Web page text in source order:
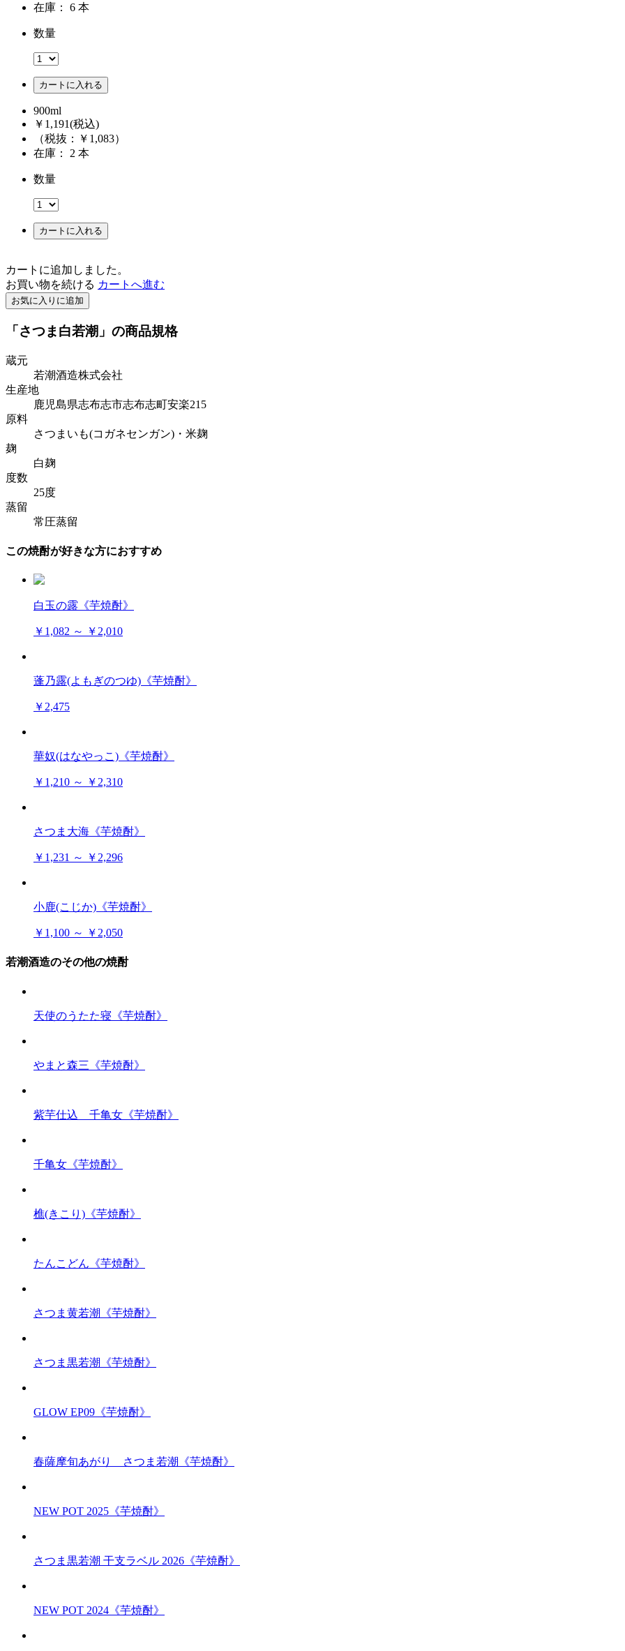
在庫： 6 本
数量
カートに入れる
900ml
￥1,191(税込)
（税抜：￥1,083）
在庫： 2 本
数量
カートに入れる
カートに追加しました。
お買い物を続ける カートへ進む
お気に入りに追加
「さつま白若潮」の商品規格
蔵元
若潮酒造株式会社
生産地
鹿児島県志布志市志布志町安楽215
原料
さつまいも(コガネセンガン)・米麹
麹
白麹
度数
25度
蒸留
常圧蒸留
この焼酎が好きな方におすすめ
白玉の露《芋焼酎》
￥1,082 ～ ￥2,010
蓬乃露(よもぎのつゆ)《芋焼酎》
￥2,475
華奴(はなやっこ)《芋焼酎》
￥1,210 ～ ￥2,310
さつま大海《芋焼酎》
￥1,231 ～ ￥2,296
小鹿(こじか)《芋焼酎》
￥1,100 ～ ￥2,050
若潮酒造のその他の焼酎
天使のうたた寝《芋焼酎》
やまと森三《芋焼酎》
紫芋仕込 千亀女《芋焼酎》
千亀女《芋焼酎》
樵(きこり)《芋焼酎》
たんこどん《芋焼酎》
さつま黄若潮《芋焼酎》
さつま黒若潮《芋焼酎》
GLOW EP09《芋焼酎》
春薩摩旬あがり さつま若潮《芋焼酎》
NEW POT 2025《芋焼酎》
さつま黒若潮 干支ラベル 2026《芋焼酎》
NEW POT 2024《芋焼酎》